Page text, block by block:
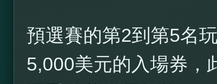
預選賽的第2到第5名
5,000美元的入場券，